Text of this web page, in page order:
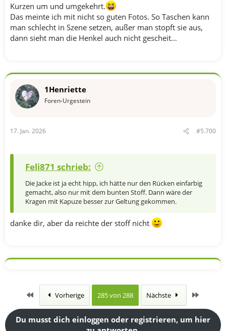
Kurzen um und umgekehrt.
Das meinte ich mit nicht so guten Fotos. So Taschen kann
man schlecht in Szene setzen, außer man stopft sie aus,
dann sieht man die Henkel auch nicht gescheit…
1Henriette
Foren-Urgestein
17. Jan. 2026 #5.700
Feli871 schrieb:
Die Jacke ist ja echt hipp, ich hätte nur den Rücken einfarbig
gemacht, also nur mit dem bunten Stoff. Dann wäre der
Kragen mit Kapuze besser zur Geltung gekommen.
danke dir, aber da reichte der stoff nicht
Erste Vorherige 285 von 288 Nächste
Du musst dich einloggen oder registrieren, um hier